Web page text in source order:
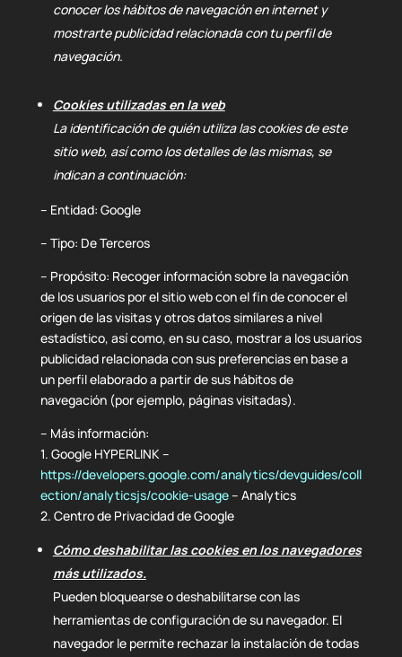
conocer los hábitos de navegación en internet y
mostrarte publicidad relacionada con tu perfil de
navegación.
Cookies utilizadas en la web
La identificación de quién utiliza las cookies de este
sitio web, así como los detalles de las mismas, se
indican a continuación:
– Entidad: Google
– Tipo: De Terceros
– Propósito: Recoger información sobre la navegación
de los usuarios por el sitio web con el fin de conocer el
origen de las visitas y otros datos similares a nivel
estadístico, así como, en su caso, mostrar a los usuarios
publicidad relacionada con sus preferencias en base a
un perfil elaborado a partir de sus hábitos de
navegación (por ejemplo, páginas visitadas).
– Más información:
1. Google HYPERLINK –
https://developers.google.com/analytics/devguides/coll
ection/analyticsjs/cookie-usage– Analytics
2. Centro de Privacidad de Google
Cómo deshabilitar las cookies en los navegadores
más utilizados.
Pueden bloquearse o deshabilitarse con las
herramientas de configuración de su navegador. El
navegador le permite rechazar la instalación de todas